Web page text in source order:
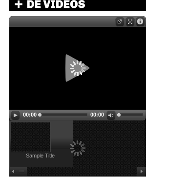
00:00 00:00
Sample Title